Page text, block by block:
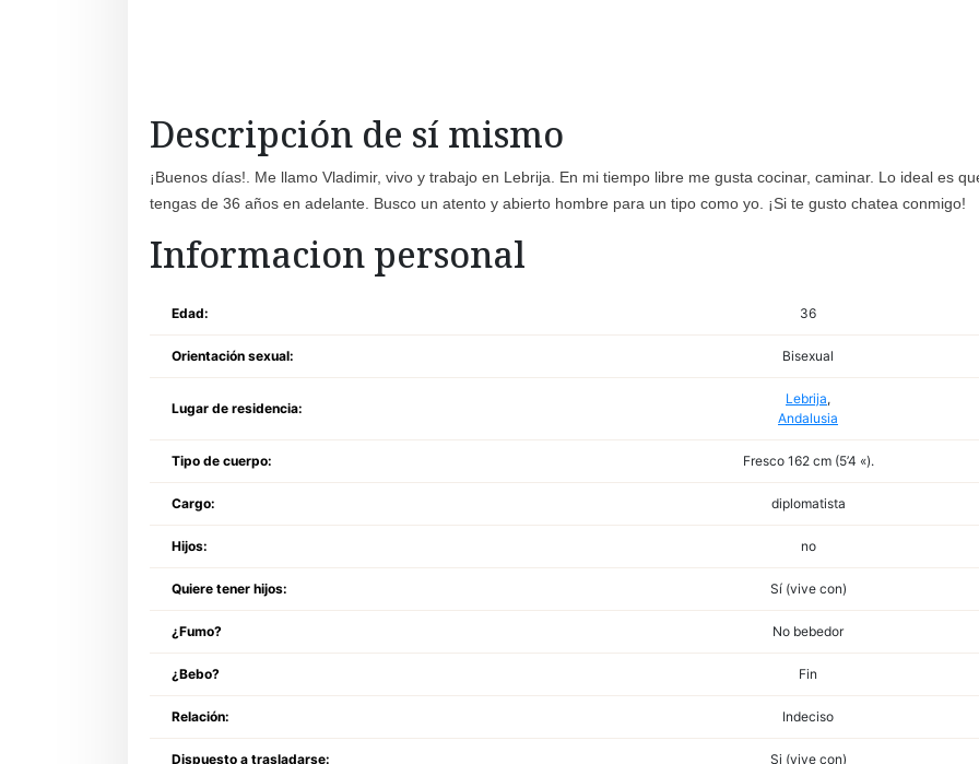
Descripción de sí mismo
¡Buenos días!. Me llamo Vladimir, vivo y trabajo en Lebrija. En mi tiempo libre me gusta cocinar, caminar. Lo ideal es
tengas de 36 años en adelante. Busco un atento y abierto hombre para un tipo como yo. ¡Si te gusto chatea conmigo!
Informacion personal
Edad: 36
Orientación sexual: Bisexual
Lugar de residencia:
Lebrija,
Andalusia
Tipo de cuerpo: Fresco 162 cm (5’4 «).
Cargo: diplomatista
Hijos: no
Quiere tener hijos: Sí (vive con)
¿Fumo? No bebedor
¿Bebo? Fin
Relación: Indeciso
Dispuesto a trasladarse: Si (vive con)